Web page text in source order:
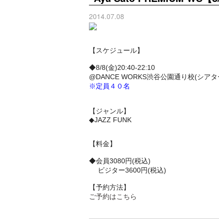
2014.07.08
【スケジュール】
◆8/8(金)20:40-22:10
@DANCE WORKS渋谷公園通り校(シア
※定員４０名
【ジャンル】
◆JAZZ FUNK
【料金】
◆会員3080円(税込)
ビジター3600円(税込)
【予約方法】
ご予約はこちら